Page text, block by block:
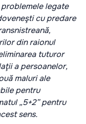
legate
cu predare
din raionul
tuturor
a persoanelor,
maluri ale
pentru
„5+2” pentru
sens.